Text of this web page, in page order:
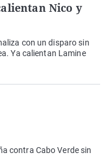
Nico y
con un disparo sin
Ya calientan Lamine
contra Cabo Verde sin